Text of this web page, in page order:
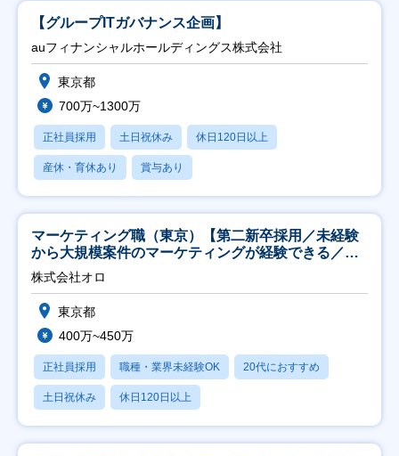
【グループITガバナンス企画】
auフィナンシャルホールディングス株式会社
東京都
700万~1300万
正社員採用 土日祝休み 休日120日以上
産休・育休あり 賞与あり
マーケティング職（東京）【第二新卒採用／未経験
から大規模案件のマーケティングが経験できる／研
修充実】
株式会社オロ
東京都
400万~450万
正社員採用 職種・業界未経験OK 20代におすすめ
土日祝休み 休日120日以上